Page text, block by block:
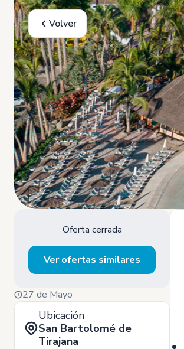
Volver
Oferta cerrada
Ver ofertas similares
27 de Mayo
Ubicación
San Bartolomé de
Tirajana